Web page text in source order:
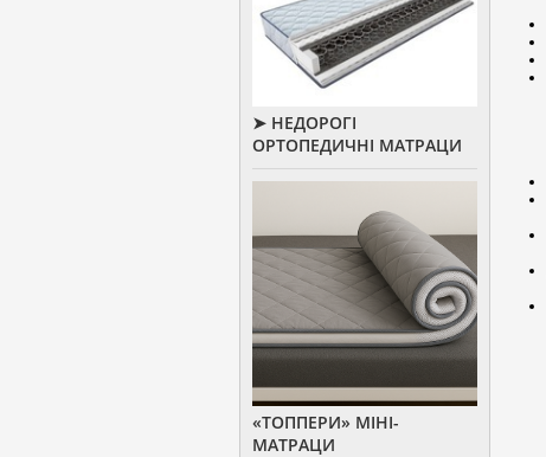
➤ НЕДОРОГІ
ОРТОПЕДИЧНІ МАТРАЦИ
«ТОППЕРИ» МІНІ-
МАТРАЦИ